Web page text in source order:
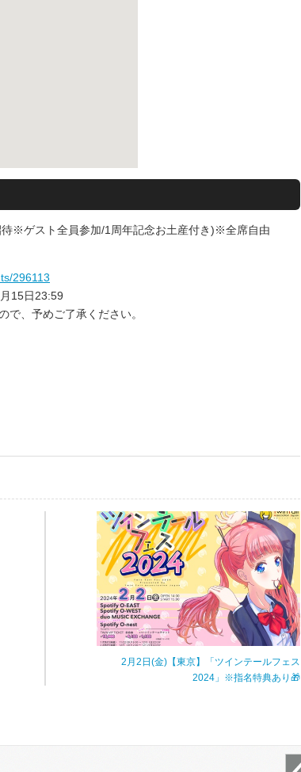
※ゲスト全員参加/1周年記念お土産付き)※全席自由
296113
15日23:59
、予めご了承ください。
2月2日(金)【東京】「ツインテールフェス
2024」※指名特典あり🎁